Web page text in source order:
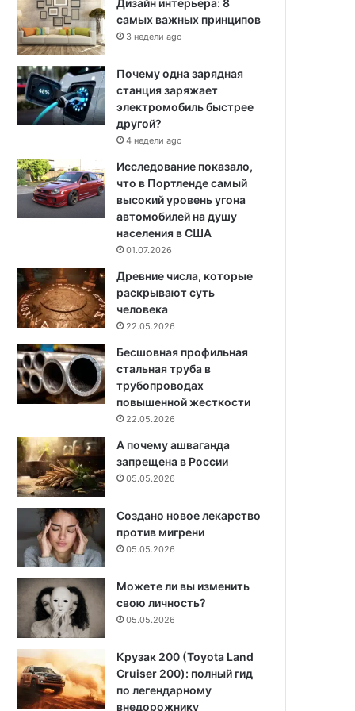
Дизайн интерьера: 8
самых важных принципов
3 недели ago
Почему одна зарядная
станция заряжает
электромобиль быстрее
другой?
4 недели ago
Исследование показало,
что в Портленде самый
высокий уровень угона
автомобилей на душу
населения в США
01.07.2026
Древние числа, которые
раскрывают суть
человека
22.05.2026
Бесшовная профильная
стальная труба в
трубопроводах
повышенной жесткости
22.05.2026
А почему ашваганда
запрещена в России
05.05.2026
Создано новое лекарство
против мигрени
05.05.2026
Можете ли вы изменить
свою личность?
05.05.2026
Крузак 200 (Toyota Land
Cruiser 200): полный гид
по легендарному
внедорожнику